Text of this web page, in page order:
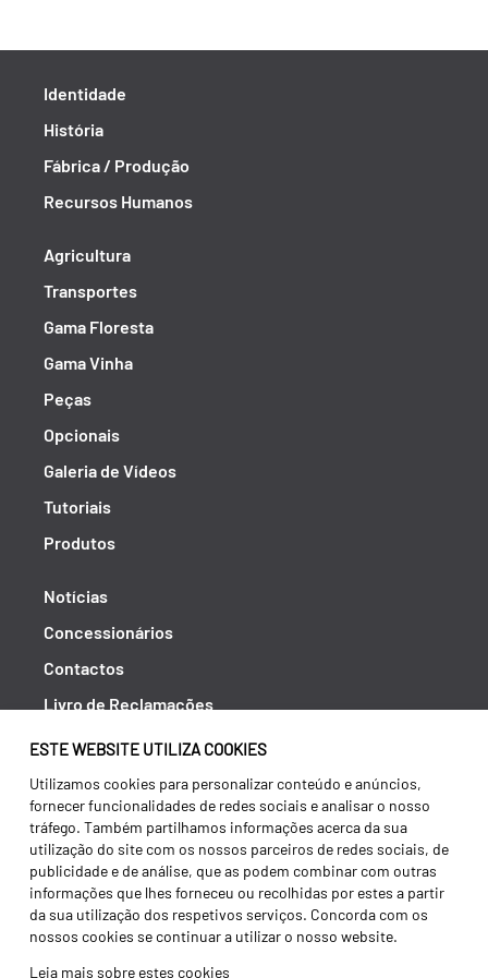
ESTE WEBSITE UTILIZA COOKIES
Utilizamos cookies para personalizar conteúdo e anúncios,
fornecer funcionalidades de redes sociais e analisar o nosso
tráfego. Também partilhamos informações acerca da sua
utilização do site com os nossos parceiros de redes sociais, de
publicidade e de análise, que as podem combinar com outras
informações que lhes forneceu ou recolhidas por estes a partir
da sua utilização dos respetivos serviços. Concorda com os
nossos cookies se continuar a utilizar o nosso website.
Leia mais sobre estes cookies
Identidade
História
Fábrica / Produção
Recursos Humanos
Agricultura
Transportes
Gama Floresta
Gama Vinha
Peças
Opcionais
Galeria de Vídeos
Tutoriais
Produtos
Notícias
Concessionários
Contactos
Livro de Reclamações
Política de Privacidade
Canal de Denúncias (RGPC)
Termos e condições